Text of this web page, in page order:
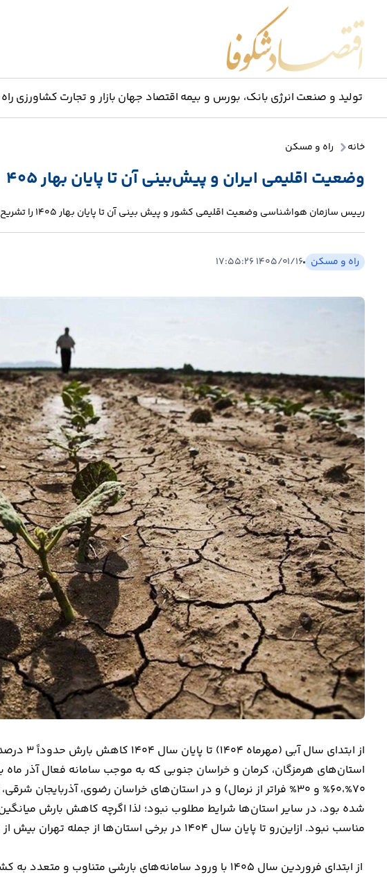
تولید و صنعت انرژی بانک، بورس و بیمه اقتصاد جهان بازار و تجارت کشاورزی
خانه راه و مسکن
وضعیت اقلیمی ایران و پیش‌بینی آن تا پایان بهار 405
رییس سازمان هواشناسی وضعیت اقلیمی کشور و پیش بینی آن تا پایان بهار 1405 را تشریح کرد.
راه و مسکن ۱۴۰۵/۰۱/۱۶ ۱۷:۵۵:۲۶
از
استان‌های هرمزگان، کرمان و خراسان جنوبی که به موجب سامانه فعال آذر
شده بود، در سایر استان‌ها شرایط مطلوب نبود؛ لذا اگرچه کاهش بارش
مناسب نبود. ازاین‌رو تا پایان سال 1404 در برخی استان‌ها از جمله تهران بیش از 50 درصد کاهش بارش ثبت شد.
از ابتدای فروردین سال 1405 با ورود سامانه‌های بارشی